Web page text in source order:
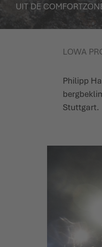
UIT DE
LOWA
Philipp
Stuttgart.